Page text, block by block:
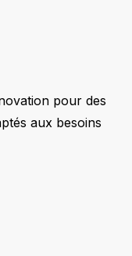
pour des
aux besoins